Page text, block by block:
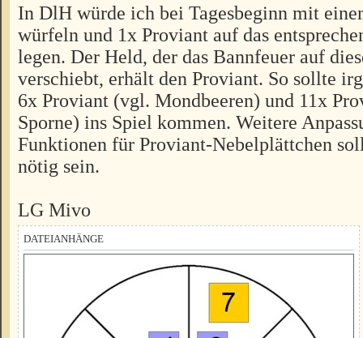
In DlH würde ich bei Tagesbeginn mit
würfeln und 1x Proviant auf das
legen. Der Held, der das Bannfeuer auf
verschiebt, erhält den Proviant. So sollte
6x Proviant (vgl. Mondbeeren) und 11x
Sporne) ins Spiel kommen. Weitere
Funktionen für Proviant-Nebelplättchen
nötig sein.
LG Mivo
DATEIANHÄNGE